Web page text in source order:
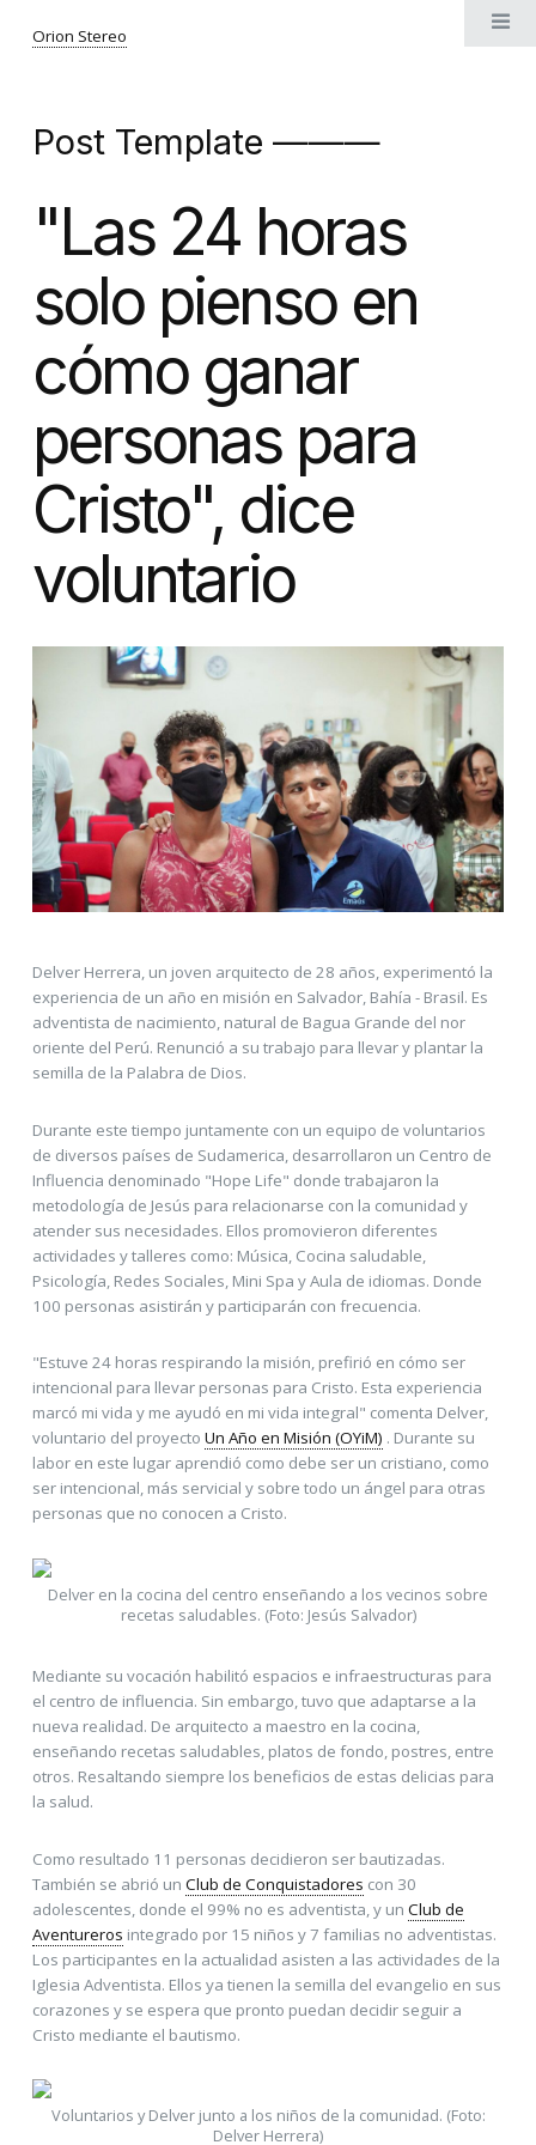
Orion Stereo
Post Template ———
"Las 24 horas
solo pienso en
cómo ganar
personas para
Cristo", dice
voluntario
Delver Herrera, un joven arquitecto de 28 años, experimentó la
experiencia de un año en misión en Salvador, Bahía - Brasil. Es
adventista de nacimiento, natural de Bagua Grande del nor
oriente del Perú. Renunció a su trabajo para llevar y plantar la
semilla de la Palabra de Dios.
Durante este tiempo juntamente con un equipo de voluntarios
de diversos países de Sudamerica, desarrollaron un Centro de
Influencia denominado "Hope Life" donde trabajaron la
metodología de Jesús para relacionarse con la comunidad y
atender sus necesidades. Ellos promovieron diferentes
actividades y talleres como: Música, Cocina saludable,
Psicología, Redes Sociales, Mini Spa y Aula de idiomas. Donde
100 personas asistirán y participarán con frecuencia.
"Estuve 24 horas respirando la misión, prefirió en cómo ser
intencional para llevar personas para Cristo. Esta experiencia
marcó mi vida y me ayudó en mi vida integral" comenta Delver,
voluntario del proyecto Un Año en Misión (OYiM) . Durante su
labor en este lugar aprendió como debe ser un cristiano, como
ser intencional, más servicial y sobre todo un ángel para otras
personas que no conocen a Cristo.
Delver en la cocina del centro enseñando a los vecinos sobre
recetas saludables. (Foto: Jesús Salvador)
Mediante su vocación habilitó espacios e infraestructuras para
el centro de influencia. Sin embargo, tuvo que adaptarse a la
nueva realidad. De arquitecto a maestro en la cocina,
enseñando recetas saludables, platos de fondo, postres, entre
otros. Resaltando siempre los beneficios de estas delicias para
la salud.
Como resultado 11 personas decidieron ser bautizadas.
También se abrió un Club de Conquistadores con 30
adolescentes, donde el 99% no es adventista, y un Club de
Aventureros integrado por 15 niños y 7 familias no adventistas.
Los participantes en la actualidad asisten a las actividades de la
Iglesia Adventista. Ellos ya tienen la semilla del evangelio en sus
corazones y se espera que pronto puedan decidir seguir a
Cristo mediante el bautismo.
Voluntarios y Delver junto a los niños de la comunidad. (Foto:
Delver Herrera)